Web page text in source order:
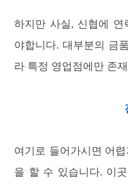
하지만 사실, 신협에 연
야합니다. 대부분의 금
라 특정 영업점에만 존
여기로 들어가시면 어
을 할 수 있습니다. 이